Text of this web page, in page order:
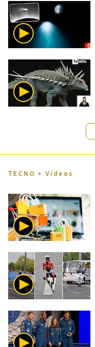
TECNO + Videos